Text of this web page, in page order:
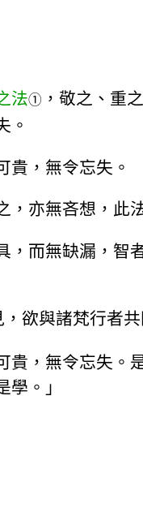
法① ，敬之、重
。
貴，無令忘失。
，亦無吝想，此
，而無缺漏，
，欲與諸梵行者
貴，無令忘失
。」